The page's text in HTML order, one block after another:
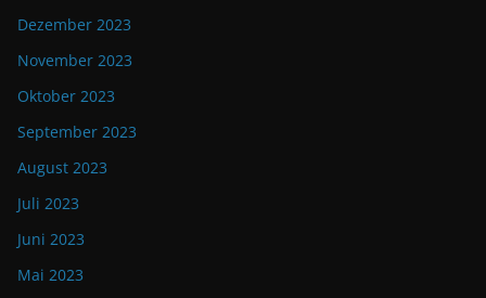
Dezember 2023
November 2023
Oktober 2023
September 2023
August 2023
Juli 2023
Juni 2023
Mai 2023